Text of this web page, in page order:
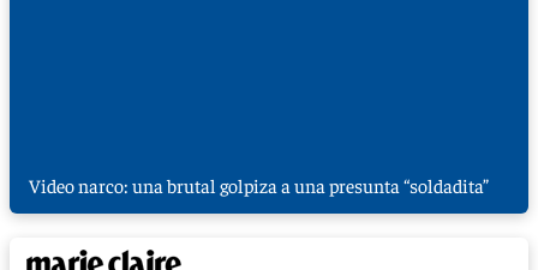
Video narco: una brutal golpiza a una presunta “soldadita”